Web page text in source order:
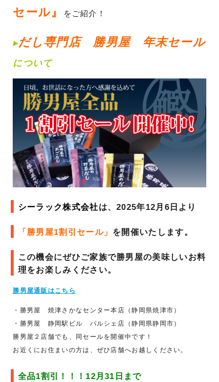
セール』 をご紹介！
▸だし専門店 勝男屋 年末セール
について
シーラック株式会社は、2025年12月6日より
「勝男屋1割引セール」 を開催いたします。
この機会にぜひご家族で勝男屋の美味しいお料
理をお楽しみください。
勝男屋通販はこちら
・勝男屋 焼津さかなセンター本店（静岡県焼津市）
・勝男屋 静岡駅ビル パルシェ店（静岡県静岡市）
勝男屋２店舗でも、同セールを開催中です！
お近くにお住まいの方は、ぜひ店舗へお越しください。
全品1割引！！！12月31日まで